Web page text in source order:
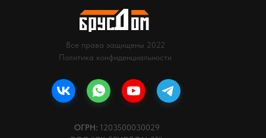
ОГРН: 1203500030029
Политика конфиденциальности
Все права защищены 2022